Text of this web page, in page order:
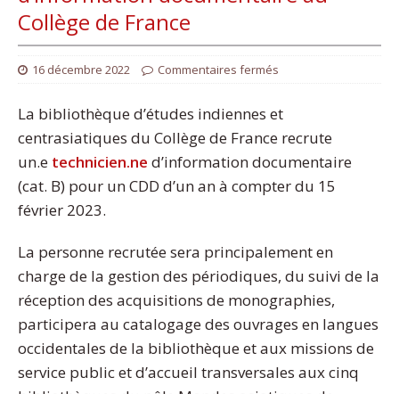
Collège de France
16 décembre 2022 Commentaires fermés
La bibliothèque d’études indiennes et
centrasiatiques du Collège de France recrute
un.e technicien.ne d’information documentaire
(cat. B) pour un CDD d’un an à compter du 15
février 2023.
La personne recrutée sera principalement en
charge de la gestion des périodiques, du suivi de la
réception des acquisitions de monographies,
participera au catalogage des ouvrages en langues
occidentales de la bibliothèque et aux missions de
service public et d’accueil transversales aux cinq